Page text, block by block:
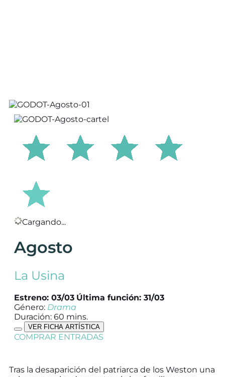
Cargando...
Agosto
La Usina
Estreno: 03/03 Última función: 31/03
Género: Drama
Duración: 60 mins.
VER FICHA ARTÍSTICA
COMPRAR ENTRADAS
Tras la desaparición del patriarca de los Weston una